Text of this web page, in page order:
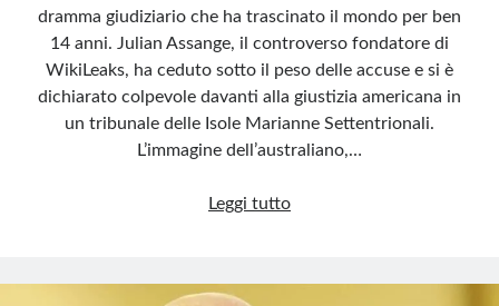
dramma giudiziario che ha trascinato il mondo per ben
14 anni. Julian Assange, il controverso fondatore di
WikiLeaks, ha ceduto sotto il peso delle accuse e si è
dichiarato colpevole davanti alla giustizia americana in
un tribunale delle Isole Marianne Settentrionali.
L’immagine dell’australiano,…
Leggi tuttoJulian
l’assurdo